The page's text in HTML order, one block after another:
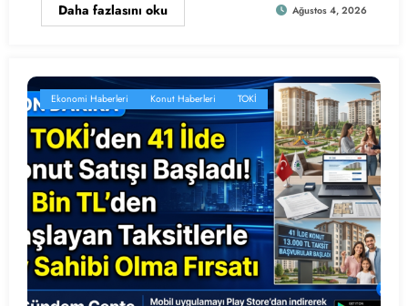
Daha fazlasını oku Ağustos 4, 2026
Ekonomi Haberleri Konut Haberleri TOKİ